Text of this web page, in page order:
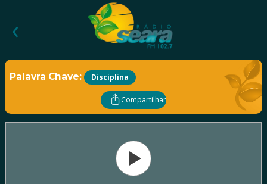
‹
Palavra Chave: Disciplina
Compartilhar